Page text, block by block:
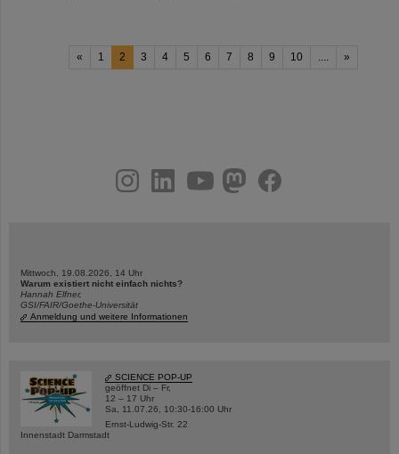
« 1 2 3 4 5 6 7 8 9 10 .... »
youtubehelmholtz.socialfacebook
Mittwoch, 19.08.2026, 14 Uhr
Warum existiert nicht einfach nichts?
Hannah Elfner,
GSI/FAIR/Goethe-Universität
Anmeldung und weitere Informationen
SCIENCE POP-UP
geöffnet Di – Fr,
12 – 17 Uhr
Sa, 11.07.26, 10:30-16:00 Uhr
Ernst-Ludwig-Str. 22
Innenstadt Darmstadt